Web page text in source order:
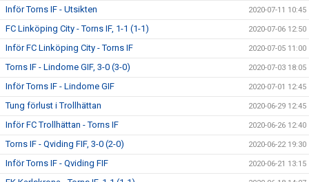
Inför Torns IF - Utsikten 2020-07-11 10:45
FC Linköping City - Torns IF, 1-1 (1-1) 2020-07-06 12:50
Inför FC Linköping City - Torns IF 2020-07-05 11:00
Torns IF - Lindome GIF, 3-0 (3-0) 2020-07-03 18:05
Inför Torns IF - Lindome GIF 2020-07-01 12:45
Tung förlust i Trollhättan 2020-06-29 12:45
Inför FC Trollhättan - Torns IF 2020-06-26 12:40
Torns IF - Qviding FIF, 3-0 (2-0) 2020-06-22 19:30
Inför Torns IF - Qviding FIF 2020-06-21 13:15